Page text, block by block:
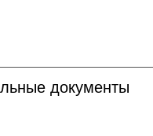
документы